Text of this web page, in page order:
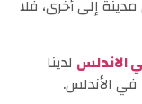
إلى أخرى، فلا
الاندلس لدينا
في الأندلس.